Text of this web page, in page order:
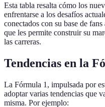
Esta tabla resalta cómo los
enfrentarse a los desafíos
conectados con su base de
que les permite construir su
las carreras.
Tendencias en la
La Fórmula 1, impulsada por
adoptar varias tendencias que
misma. Por ejemplo: